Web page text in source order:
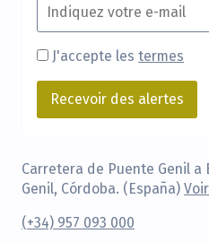
J'accepte les termes
Carretera de Puente Genil a
Genil, Córdoba. (España)
(+34) 957 093 000